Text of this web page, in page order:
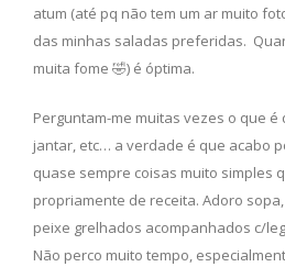
atum (até pq não tem um ar muito
das minhas saladas preferidas.
muita fome 🤣) é óptima.
Perguntam-me muitas vezes o que é
jantar, etc… a verdade é que acabo
quase sempre coisas muito simples
propriamente de receita. Adoro
peixe grelhados acompanhados c/
Não perco muito tempo,